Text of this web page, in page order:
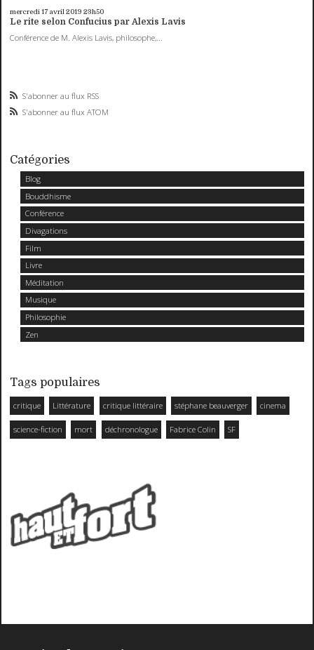
mercredi 17 avril 2019 23h50
Le rite selon Confucius par Alexis Lavis
Conférence de M. Alexis Lavis, philosophe,...
S'abonner au flux RSS
S'abonner au flux ATOM
Catégories
Blog
Bouddhisme
Conférence
Divagations
Film
Livre
Méditation
Musique
Philosophie
Zen
Tags populaires
critique Littérature critique littéraire stéphane beauverger cinema
science-fiction mort déchronologue Fabrice Colin SF